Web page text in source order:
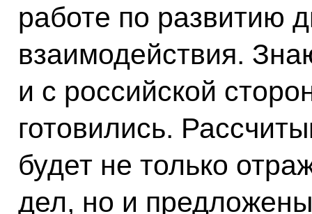
работе по развитию
взаимодействия.
и с российской
готовились.
будет не только
дел, но и